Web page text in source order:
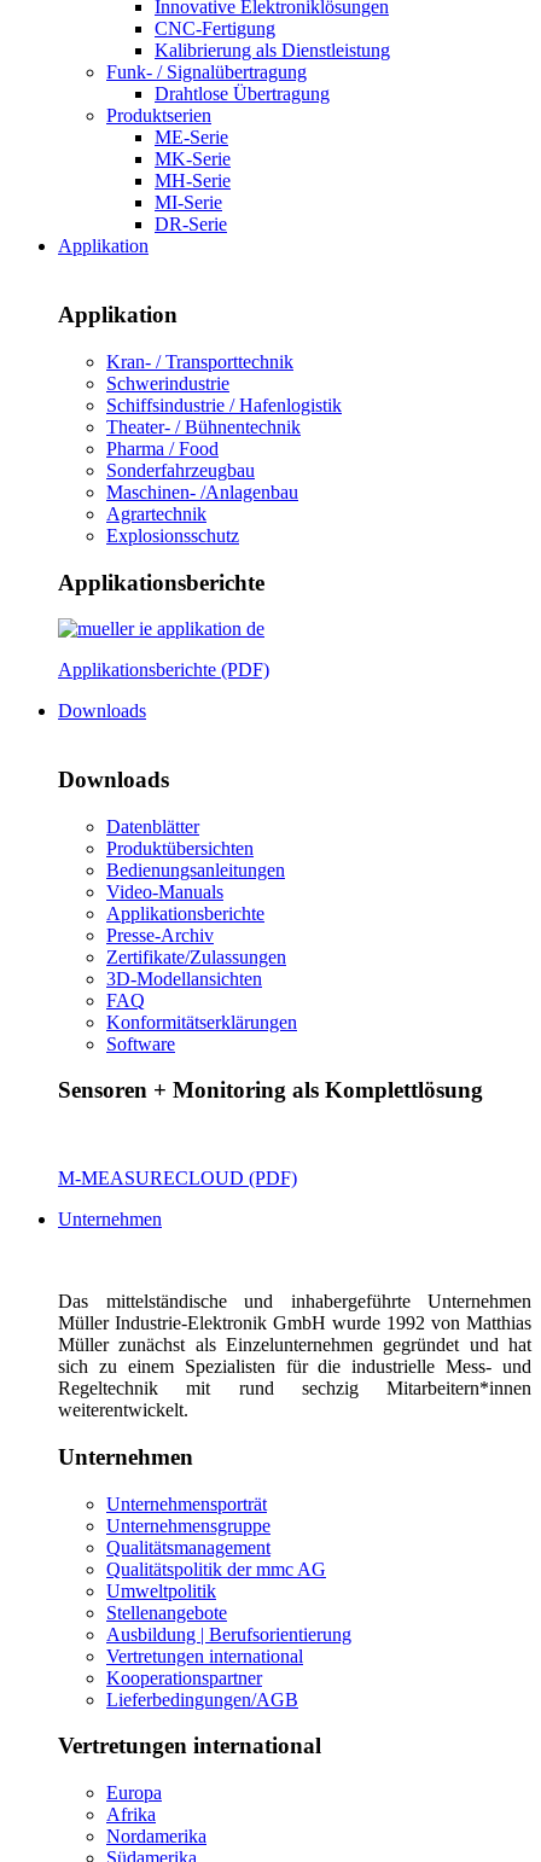
Innovative Elektroniklösungen
CNC-Fertigung
Kalibrierung als Dienstleistung
Funk- / Signalübertragung
Drahtlose Übertragung
Produktserien
ME-Serie
MK-Serie
MH-Serie
MI-Serie
DR-Serie
Applikation
Applikation
Kran- / Transporttechnik
Schwerindustrie
Schiffsindustrie / Hafenlogistik
Theater- / Bühnentechnik
Pharma / Food
Sonderfahrzeugbau
Maschinen- /Anlagenbau
Agrartechnik
Explosionsschutz
Applikationsberichte
Applikationsberichte (PDF)
Downloads
Downloads
Datenblätter
Produktübersichten
Bedienungsanleitungen
Video-Manuals
Applikationsberichte
Presse-Archiv
Zertifikate/Zulassungen
3D-Modellansichten
FAQ
Konformitätserklärungen
Software
Sensoren + Monitoring als Komplettlösung
M-MEASURECLOUD (PDF)
Unternehmen
Das mittelständische und inhabergeführte Unternehmen
Müller Industrie-Elektronik GmbH wurde 1992 von Matthias
Müller zunächst als Einzelunternehmen gegründet und hat
sich zu einem Spezialisten für die industrielle Mess- und
Regeltechnik mit rund sechzig Mitarbeitern*innen
weiterentwickelt.
Unternehmen
Unternehmensporträt
Unternehmensgruppe
Qualitätsmanagement
Qualitätspolitik der mmc AG
Umweltpolitik
Stellenangebote
Ausbildung | Berufsorientierung
Vertretungen international
Kooperationspartner
Lieferbedingungen/AGB
Vertretungen international
Europa
Afrika
Nordamerika
Südamerika